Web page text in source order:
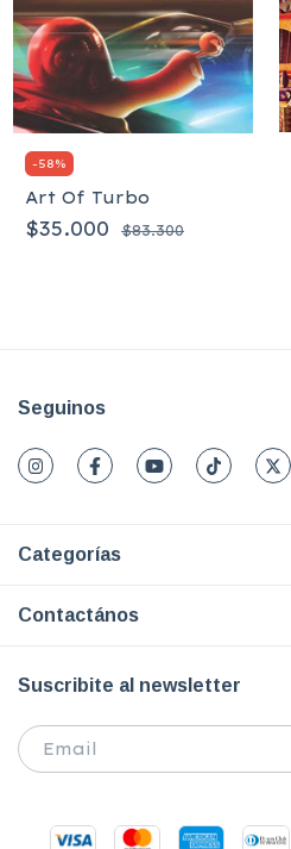
-58%
Art Of Turbo
$35.000 $83.300
Seguinos
Categorías
Contactános
Suscribite al newsletter